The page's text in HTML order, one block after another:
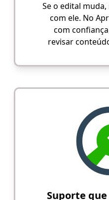
Se o edital
com ele. No
com
revisar
Suporte